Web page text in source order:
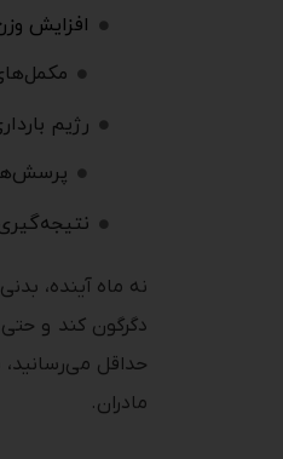
افزایش
رژیم
نه ماه آینده،
دگرگون کند و حتی
حداقل
مادران.